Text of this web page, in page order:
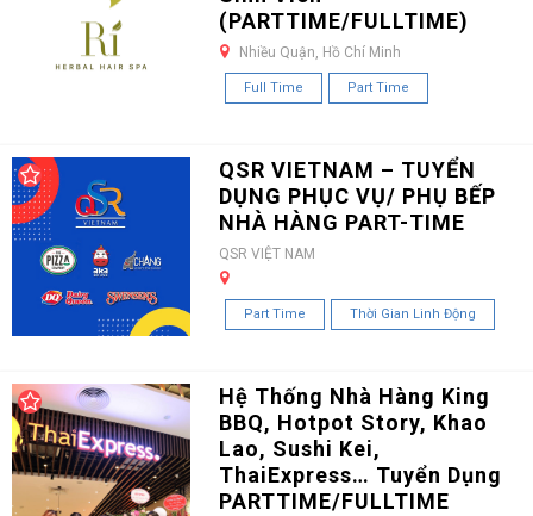
(PARTTIME/FULLTIME)
Nhiều Quận, Hồ Chí Minh
Full Time Part Time
QSR VIETNAM – TUYỂN
DỤNG PHỤC VỤ/ PHỤ BẾP
NHÀ HÀNG PART-TIME
QSR VIỆT NAM
Part Time Thời Gian Linh Động
Hệ Thống Nhà Hàng King
BBQ, Hotpot Story, Khao
Lao, Sushi Kei,
ThaiExpress… Tuyển Dụng
PARTTIME/FULLTIME